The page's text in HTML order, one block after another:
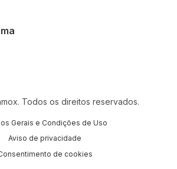
Todos os direitos reservados.
Gerais e Condições de Uso
Aviso de privacidade
de cookies